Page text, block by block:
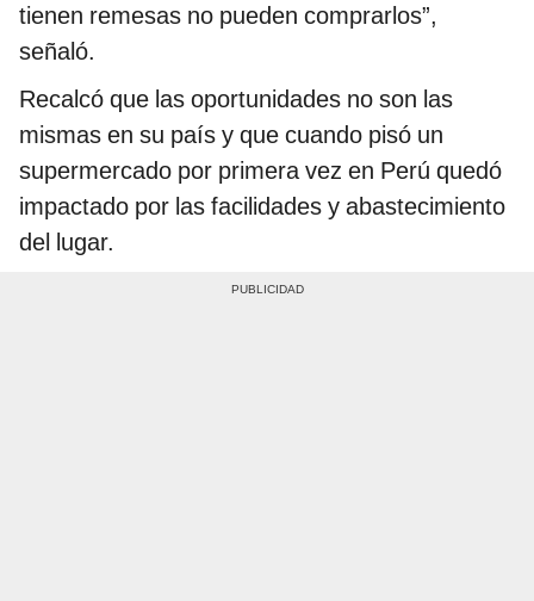
tienen remesas no pueden comprarlos”,
señaló.
Recalcó que las oportunidades no son las
mismas en su país y que cuando pisó un
supermercado por primera vez en Perú quedó
impactado por las facilidades y abastecimiento
del lugar.